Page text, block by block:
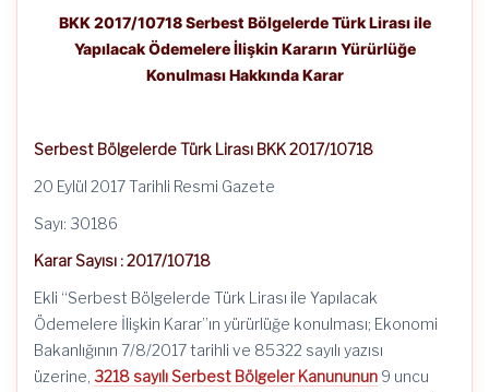
BKK 2017/10718 Serbest Bölgelerde Türk Lirası ile
Yapılacak Ödemelere İlişkin Kararın Yürürlüğe
Konulması Hakkında Karar
Serbest Bölgelerde Türk Lirası BKK 2017/10718
20 Eylül 2017 Tarihli Resmi Gazete
Sayı: 30186
Karar Sayısı : 2017/10718
Ekli “Serbest Bölgelerde Türk Lirası ile Yapılacak
Ödemelere İlişkin Karar”ın yürürlüğe konulması; Ekonomi
Bakanlığının 7/8/2017 tarihli ve 85322 sayılı yazısı
üzerine, 3218 sayılı Serbest Bölgeler Kanununun 9 uncu